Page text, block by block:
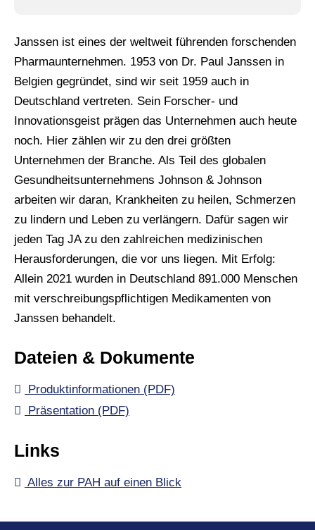
Janssen ist eines der weltweit führenden forschenden
Pharmaunternehmen. 1953 von Dr. Paul Janssen in
Belgien gegründet, sind wir seit 1959 auch in
Deutschland vertreten. Sein Forscher- und
Innovationsgeist prägen das Unternehmen auch heute
noch. Hier zählen wir zu den drei größten
Unternehmen der Branche. Als Teil des globalen
Gesundheitsunternehmens Johnson & Johnson
arbeiten wir daran, Krankheiten zu heilen, Schmerzen
zu lindern und Leben zu verlängern. Dafür sagen wir
jeden Tag JA zu den zahlreichen medizinischen
Herausforderungen, die vor uns liegen. Mit Erfolg:
Allein 2021 wurden in Deutschland 891.000 Menschen
mit verschreibungspflichtigen Medikamenten von
Janssen behandelt.
Dateien & Dokumente
Produktinformationen (PDF)
Präsentation (PDF)
Links
Alles zur PAH auf einen Blick